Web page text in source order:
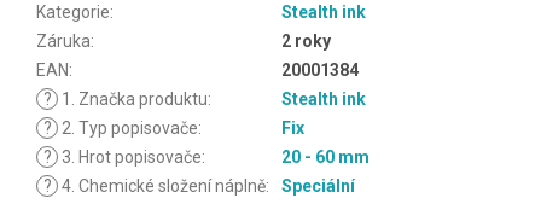
Kategorie:
Stealth ink
Záruka:
2 roky
EAN:
20001384
?
1. Značka produktu:
Stealth ink
?
2. Typ popisovače:
Fix
?
3. Hrot popisovače:
20 - 60 mm
? 4. Chemické složení náplně: Speciální